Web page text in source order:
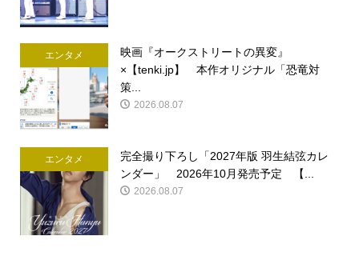
エンタメ
映画『オークストリートの異変』
×【tenki.jp】 本作オリジナル「恐竜対
策...
2026.08.07
エンタメ
完全撮り下ろし「2027年版 羽生結弦カレ
ンダー」 2026年10月発売予定 【...
2026.08.07